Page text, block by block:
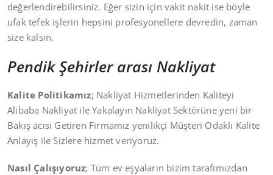
değerlendirebilirsiniz. Eğer sizin için vakit nakit ise böyle
ufak tefek işlerin hepsini profesyonellere devredin, zaman
size kalsın.
Pendik Şehirler arası Nakliyat
Kalite Politikamız; Nakliyat Hizmetlerinden Kaliteyi
Alibaba Nakliyat ile Yakalayın Nakliyat Sektörüne yeni bir
Bakış acısı Getiren Firmamız yenilikçi Müşteri Odaklı Kalite
Anlayış ile Sizlere hizmet veriyoruz.
Nasıl Çalışıyoruz; Tüm ev eşyaların bizim tarafımızdan